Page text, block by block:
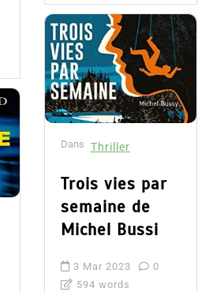
Dans Thriller
Trois vies par
semaine de
Michel Bussi
3 Mar 2023
0
594 words